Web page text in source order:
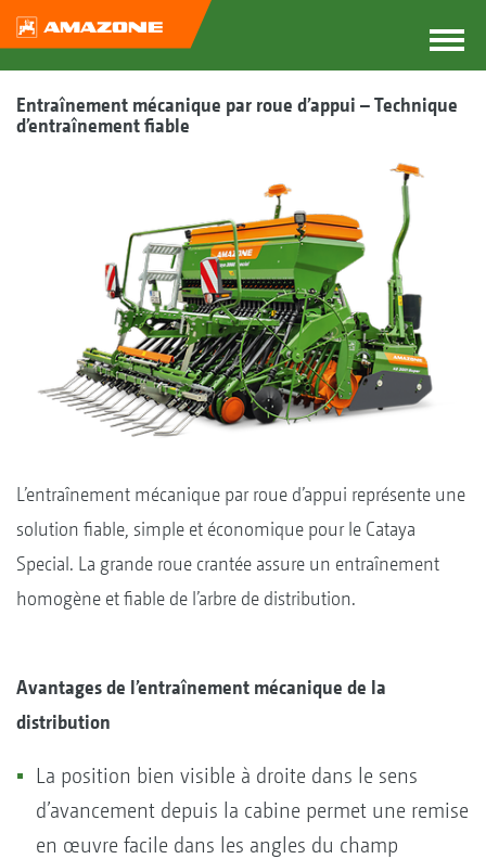
Entraînement mécanique par roue d’appui – Technique
d’entraînement fiable
L’entraînement mécanique par roue d’appui représente une
solution fiable, simple et économique pour le Cataya
Special. La grande roue crantée assure un entraînement
homogène et fiable de l’arbre de distribution.
Avantages de l’entraînement mécanique de la
distribution
La position bien visible à droite dans le sens
d’avancement depuis la cabine permet une remise
en œuvre facile dans les angles du champ